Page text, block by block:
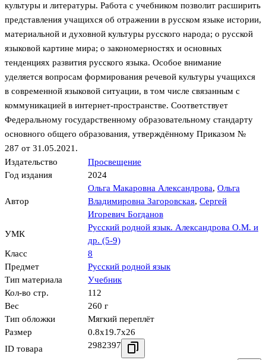
культуры и литературы. Работа с учебником позволит расширить
представления учащихся об отражении в русском языке истории,
материальной и духовной культуры русского народа; о русской
языковой картине мира; о закономерностях и основных
тенденциях развития русского языка. Особое внимание
уделяется вопросам формирования речевой культуры учащихся
в современной языковой ситуации, в том числе связанным с
коммуникацией в интернет-пространстве. Соответствует
Федеральному государственному образовательному стандарту
основного общего образования, утверждённому Приказом №
287 от 31.05.2021.
Издательство
Просвещение
Год издания
2024
Автор
Ольга Макаровна Александрова, Ольга
Владимировна Загоровская, Сергей
Игоревич Богданов
УМК
Русский родной язык. Александрова О.М. и
др. (5-9)
Класс
8
Предмет
Русский родной язык
Тип материала
Учебник
Кол-во стр.
112
Вес
260 г
Тип обложки
Мягкий переплёт
Размер
0.8x19.7x26
ID товара
2982397